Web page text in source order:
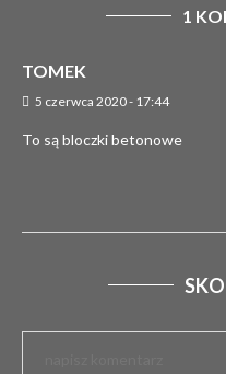
DRAMATYCZNY
MOTOCYKLISTY
1
TOMEK
5 czerwca 2020 - 17:44
To są bloczki betonowe